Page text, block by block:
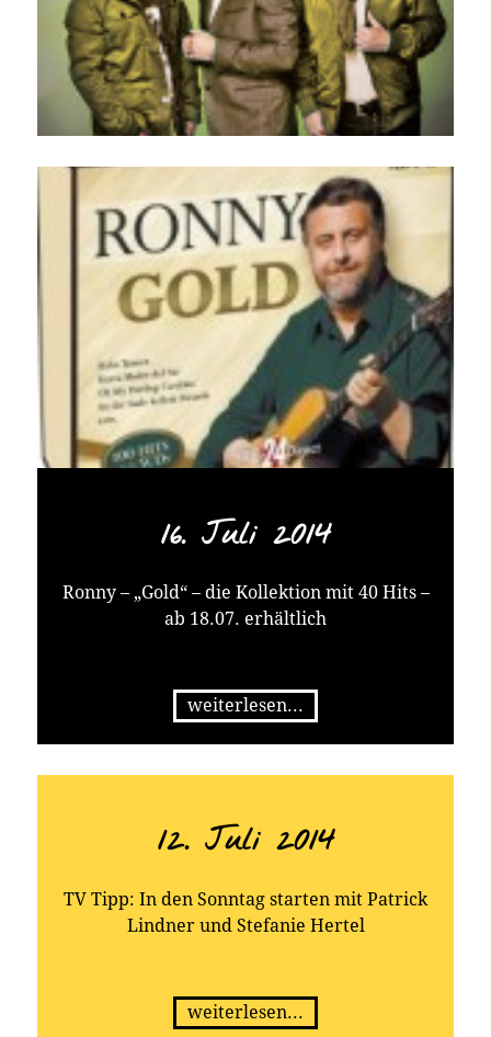
16. Juli 2014
Ronny – „Gold“ – die Kollektion mit 40 Hits –
ab 18.07. erhältlich
weiterlesen...
12. Juli 2014
TV Tipp: In den Sonntag starten mit Patrick
Lindner und Stefanie Hertel
weiterlesen...